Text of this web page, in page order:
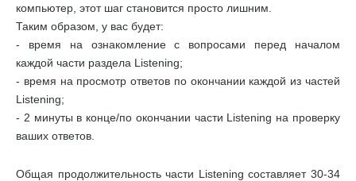
компьютер, этот шаг становится просто лишним.
Таким образом, у вас будет:
- время на ознакомление с вопросами перед началом
каждой части раздела Listening;
- время на просмотр ответов по окончании каждой из частей
Listening;
- 2 минуты в конце/по окончании части Listening на проверку
ваших ответов.
Общая продолжительность части Listening составляет 30-34